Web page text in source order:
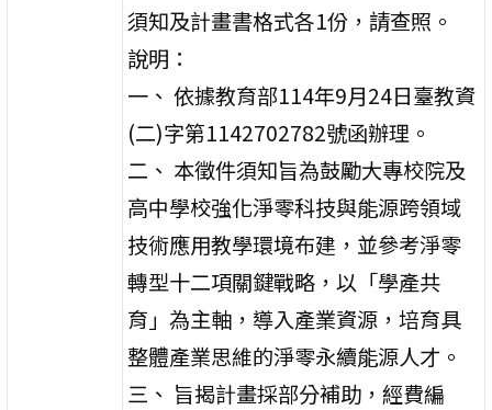
須知及計畫書格式各1份，請查照。
說明：
一、 依據教育部114年9月24日臺教資
(二)字第1142702782號函辦理。
二、 本徵件須知旨為鼓勵大專校院及
高中學校強化淨零科技與能源跨領域
技術應用教學環境布建，並參考淨零
轉型十二項關鍵戰略，以「學產共
育」為主軸，導入產業資源，培育具
整體產業思維的淨零永續能源人才。
三、 旨揭計畫採部分補助，經費編